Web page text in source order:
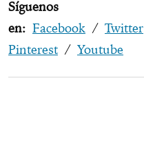
Síguenos
en: Facebook / Twitter
Pinterest / Youtube